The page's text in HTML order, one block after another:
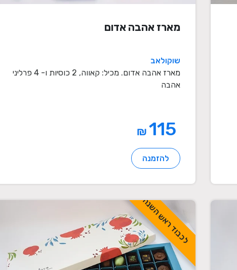
מארז אהבה אדום
שוקולאב
מארז אהבה אדום. מכיל: קאווה, 2 כוסיות ו- 4 פרליני
אהבה
₪
להזמנה
לכבוד ראש השנה